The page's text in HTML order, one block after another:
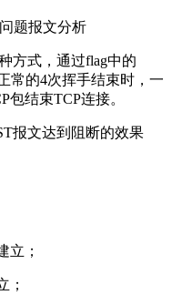
方式，通过flag中的
常的4次挥手结束时，一
包结束TCP连接。
报文达到阻断的效果
立；
；